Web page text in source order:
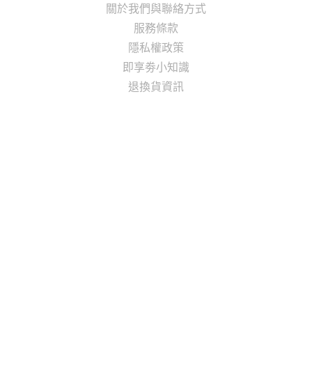
關於我們與聯絡方式
服務條款
隱私權政策
即享劵小知識
退換貨資訊